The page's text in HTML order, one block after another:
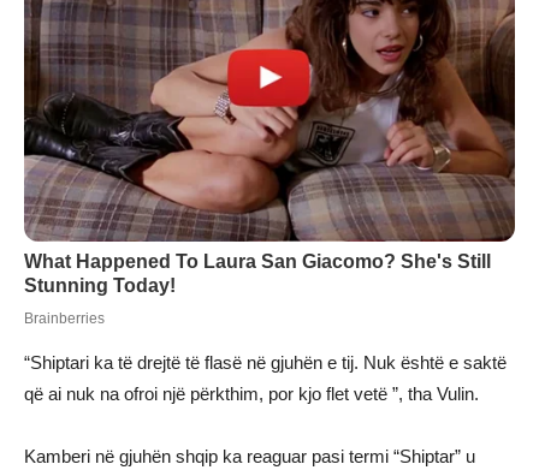
“Shiptari ka të drejtë të flasë në gjuhën e tij. Nuk është e saktë
që ai nuk na ofroi një përkthim, por kjo flet vetë ”, tha Vulin.
Kamberi në gjuhën shqip ka reaguar pasi termi “Shiptar” u